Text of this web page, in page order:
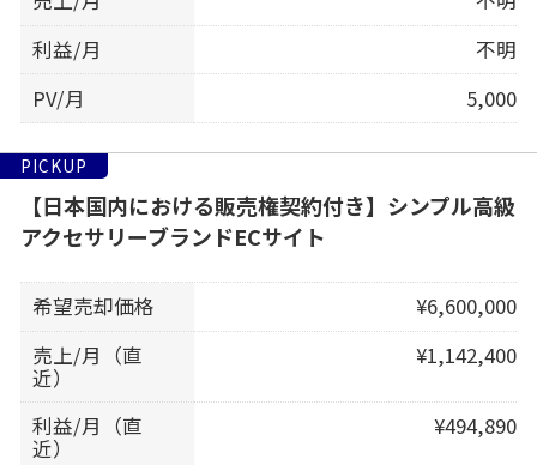
利益/月
不明
PV/月
5,000
PICKUP
【日本国内における販売権契約付き】シンプル高級
アクセサリーブランドECサイト
希望売却価格
¥6,600,000
売上/月（直
近）
¥1,142,400
利益/月（直
近）
¥494,890